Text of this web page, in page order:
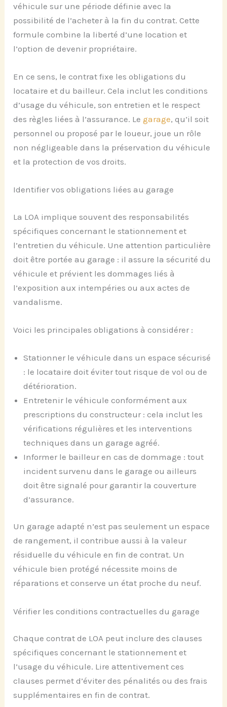
véhicule sur une période définie avec la
possibilité de l’acheter à la fin du contrat. Cette
formule combine la liberté d’une location et
l’option de devenir propriétaire.
En ce sens, le contrat fixe les obligations du
locataire et du bailleur. Cela inclut les conditions
d’usage du véhicule, son entretien et le respect
des règles liées à l’assurance. Legarage, qu’il soit
personnel ou proposé par le loueur, joue un rôle
non négligeable dans la préservation du véhicule
et la protection de vos droits.
Identifier vos obligations liées au garage
La LOA implique souvent des responsabilités
spécifiques concernant le stationnement et
l’entretien du véhicule. Une attention particulière
doit être portée au garage : il assure la sécurité du
véhicule et prévient les dommages liés à
l’exposition aux intempéries ou aux actes de
vandalisme.
Voici les principales obligations à considérer :
Stationner le véhicule dans un espace sécurisé
: le locataire doit éviter tout risque de vol ou de
détérioration.
Entretenir le véhicule conformément aux
prescriptions du constructeur : cela inclut les
vérifications régulières et les interventions
techniques dans un garage agréé.
Informer le bailleur en cas de dommage : tout
incident survenu dans le garage ou ailleurs
doit être signalé pour garantir la couverture
d’assurance.
Un garage adapté n’est pas seulement un espace
de rangement, il contribue aussi à la valeur
résiduelle du véhicule en fin de contrat. Un
véhicule bien protégé nécessite moins de
réparations et conserve un état proche du neuf.
Vérifier les conditions contractuelles du garage
Chaque contrat de LOA peut inclure des clauses
spécifiques concernant le stationnement et
l’usage du véhicule. Lire attentivement ces
clauses permet d’éviter des pénalités ou des frais
supplémentaires en fin de contrat.